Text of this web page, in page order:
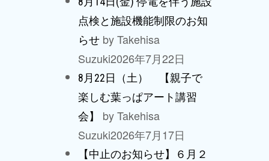
点検と施設機能制限のお知
らせ by Takehisa
Suzuki2026年7月22日
8月22日（土） 【親子で
楽しむ葉っぱアート講習
会】
by Takehisa
Suzuki2026年7月17日
【中止のお知らせ】６月２